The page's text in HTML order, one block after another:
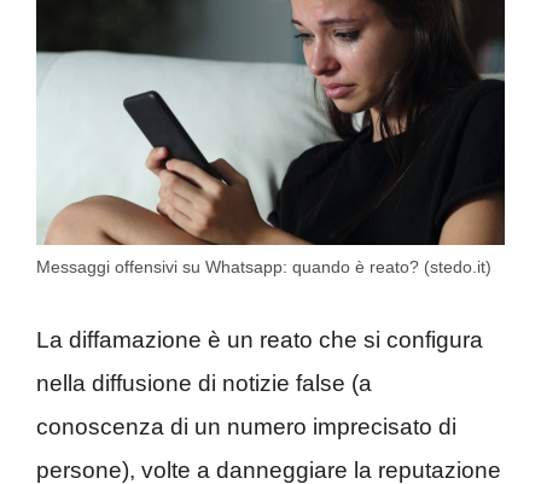
Messaggi offensivi su Whatsapp: quando è reato? (stedo.it)
La diffamazione è un reato che si configura
nella diffusione di notizie false (a
conoscenza di un numero imprecisato di
persone), volte a danneggiare la reputazione